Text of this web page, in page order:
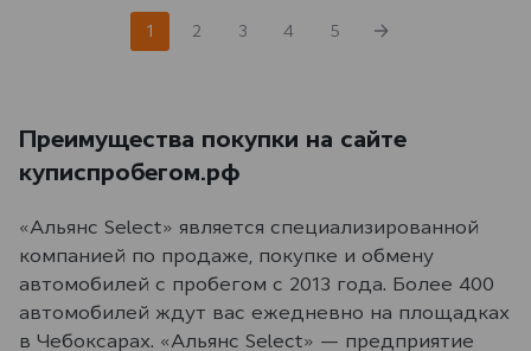
1 2 3 4 5
Преимущества покупки на сайте
куписпробегом.рф
«Альянс Select» является специализированной
компанией по продаже, покупке и обмену
автомобилей с пробегом с 2013 года. Более 400
автомобилей ждут вас ежедневно на площадках
в Чебоксарах. «Альянс Select» — предприятие